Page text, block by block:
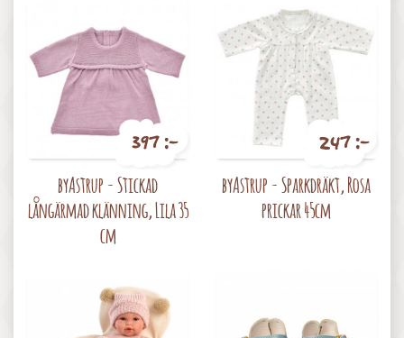
397 :-
byAstrup - Stickad
långärmad klänning, Lila 35
cm
247 :-
byAstrup - Sparkdräkt, Rosa
prickar 45cm